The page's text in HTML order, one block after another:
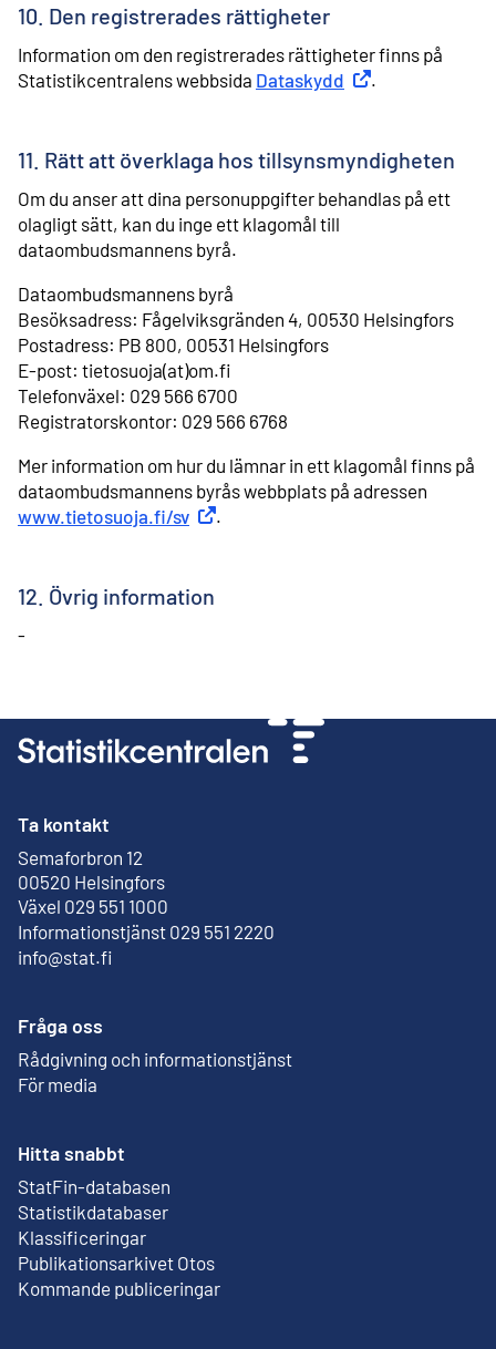
10. Den registrerades rättigheter
Information om den registrerades rättigheter finns på
Statistikcentralens webbsida Dataskydd Extern länk
.
11. Rätt att överklaga hos tillsynsmyndigheten
Om du anser att dina personuppgifter behandlas på ett
olagligt sätt, kan du inge ett klagomål till
dataombudsmannens byrå.
Dataombudsmannens byrå
Besöksadress: Fågelviksgränden 4, 00530 Helsingfors
⁠Postadress: PB 800, 00531 Helsingfors
E-post: tietosuoja(at)om.fi
Telefonväxel: 029 566 6700
Registratorskontor: 029 566 6768
Mer information om hur du lämnar in ett klagomål finns på
dataombudsmannens byrås webbplats på adressen
www.tietosuoja.fi/sv Extern länk
.
12. Övrig information
-
Ta kontakt
Semaforbron 12
00520 Helsingfors
Extern länk
Växel 029 551 1000
Informationstjänst 029 551 2220
info@stat.fi
Fråga oss
Rådgivning och informationstjänst
För media
Hitta snabbt
StatFin-databasen
Extern länk
Statistikdatabaser
Klassificeringar
Publikationsarkivet Otos
Extern länk
Kommande publiceringar